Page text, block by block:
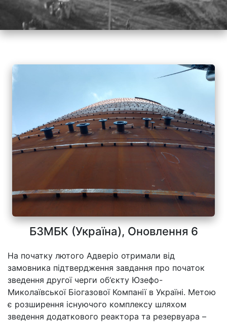
БЗМБК (Україна), Оновлення 6
На початку лютого Адверіо отримали від
замовника підтвердження завдання про початок
зведення другої черги об‘єкту Юзефо-
Миколаївської Біогазової Компанії в Україні. Метою
є розширення існуючого комплексу шляхом
зведення додаткового реактора та резервуара –